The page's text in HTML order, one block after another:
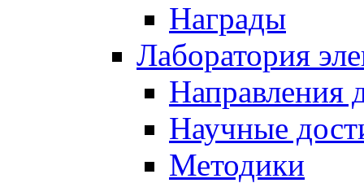
Награды
Лаборатория
Направления
Научные
Методики